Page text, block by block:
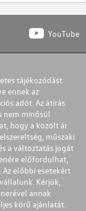
YouTube
tájékozódást
ennek az
adót. Az átírás
nem minősül
hogy a közölt ár
műszaki
a változtatás jogát
előfordulhat,
előbbi esetekért
Kérjük,
annak
körű ajánlatát.